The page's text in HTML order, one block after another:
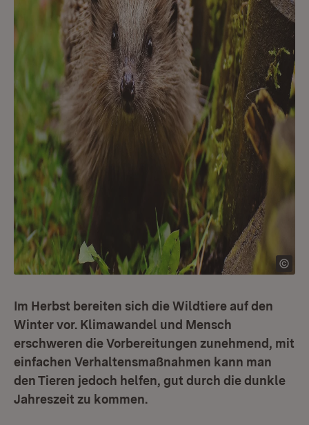
Im Herbst bereiten sich die Wildtiere auf den
Winter vor. Klimawandel und Mensch
erschweren die Vorbereitungen zunehmend, mit
einfachen Verhaltensmaßnahmen kann man
den Tieren jedoch helfen, gut durch die dunkle
Jahreszeit zu kommen.